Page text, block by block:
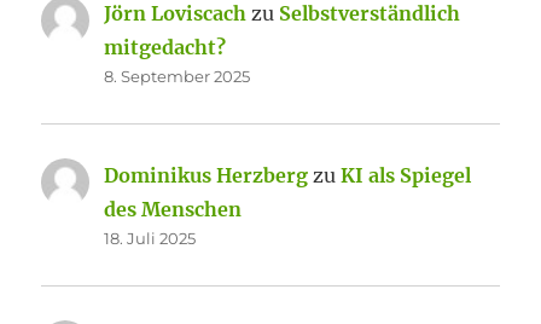
Jörn Loviscach zu Selbstverständlich
mitgedacht?
8. September 2025
Dominikus Herzberg zuKI als Spiegel
des Menschen
18. Juli 2025